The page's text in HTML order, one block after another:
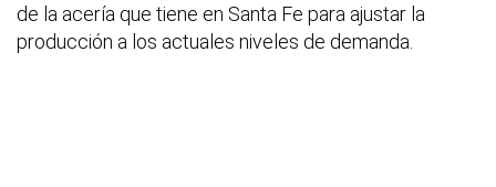
de la acería que tiene en Santa Fe para ajustar la
producción a los actuales niveles de demanda.